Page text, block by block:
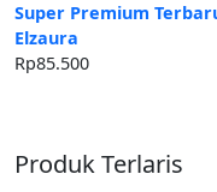
Super Premium
Elzaura
Rp85.500
Produk Terlaris